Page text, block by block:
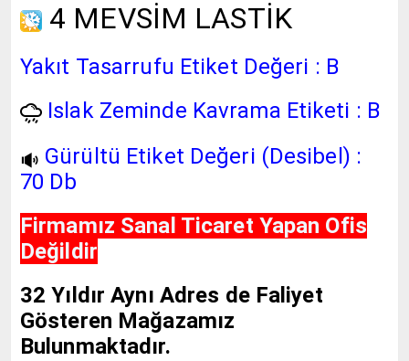
4 MEVSİM LASTİK
Yakıt Tasarrufu Etiket Değeri : B
Islak Zeminde Kavrama Etiketi : B
Gürültü Etiket Değeri (Desibel) :
70 Db
Firmamız Sanal Ticaret Yapan Ofis
Değildir
32 Yıldır Aynı Adres de Faliyet
Gösteren Mağazamız
Bulunmaktadır.